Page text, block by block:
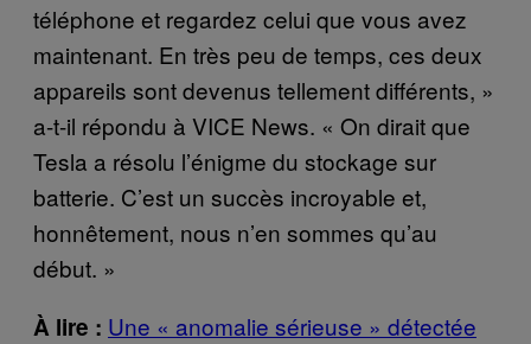
téléphone et regardez celui que vous avez
maintenant. En très peu de temps, ces deux
appareils sont devenus tellement différents, »
a-t-il répondu à VICE News. « On dirait que
Tesla a résolu l’énigme du stockage sur
batterie. C’est un succès incroyable et,
honnêtement, nous n’en sommes qu’au
début. »
À lire : Une « anomalie sérieuse » détectée